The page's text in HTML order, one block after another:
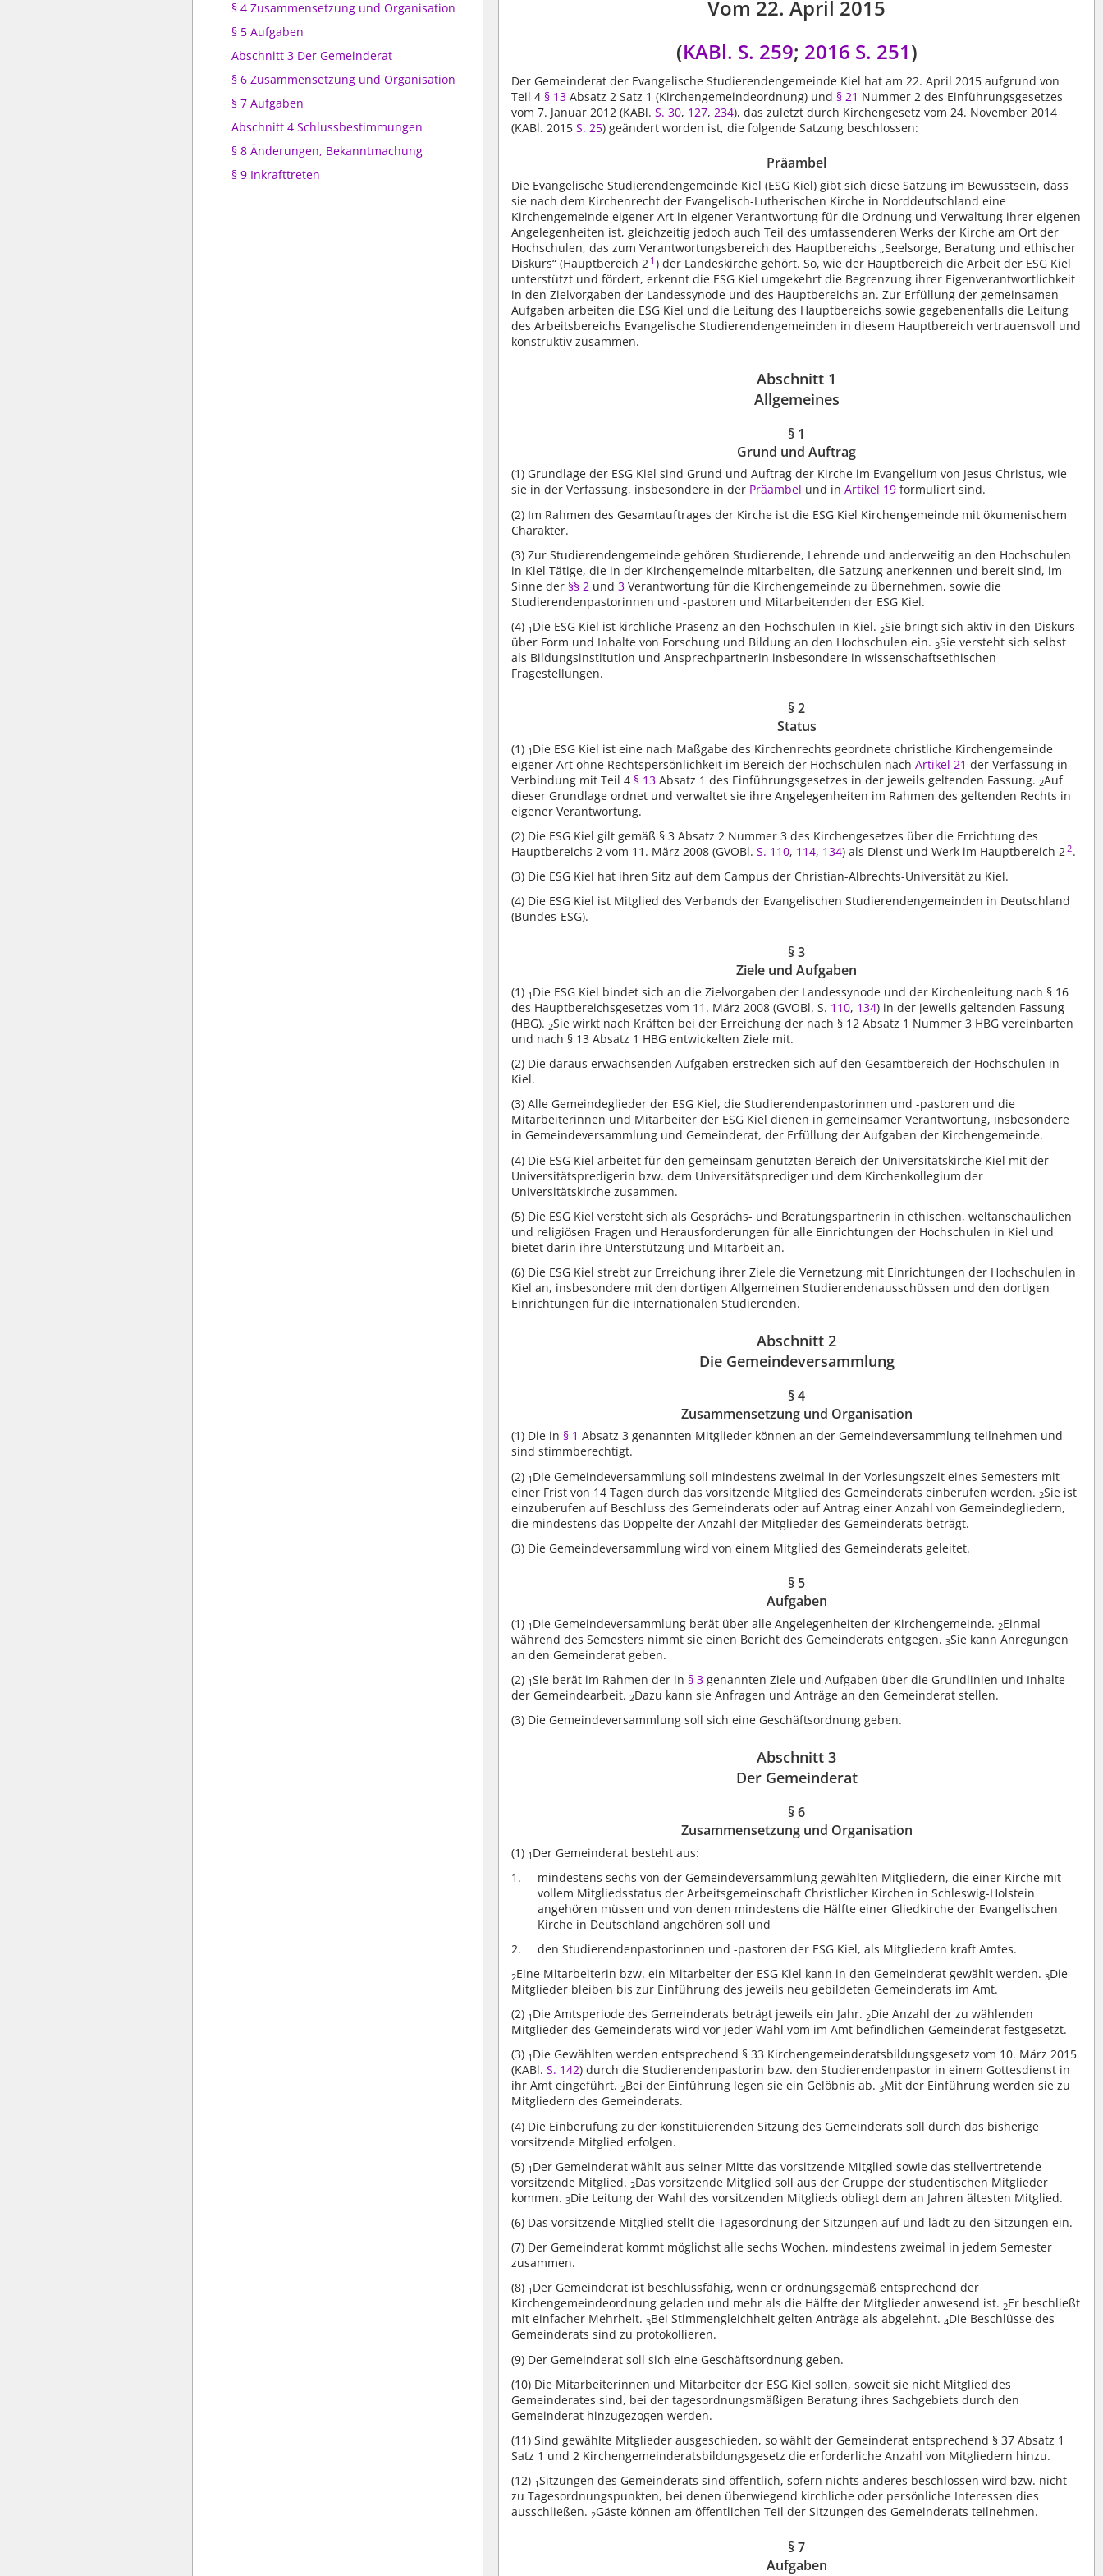
§ 4 Zusammensetzung und Organisation
§ 5 Aufgaben
Abschnitt 3 Der Gemeinderat
§ 6 Zusammensetzung und Organisation
§ 7 Aufgaben
Abschnitt 4 Schlussbestimmungen
§ 8 Änderungen, Bekanntmachung
§ 9 Inkrafttreten
Vom 22. April 2015
(KABl. S. 259; 2016 S. 251)
Der Gemeinderat der Evangelische Studierendengemeinde Kiel hat am 22. April 2015 aufgrund von
Teil 4§ 13Absatz 2 Satz 1 (Kirchengemeindeordnung) und§ 21 Nummer 2 des Einführungsgesetzes
vom 7. Januar 2012 (KABl.S. 30, 127,234), das zuletzt durch Kirchengesetz vom 24. November 2014
(KABl. 2015S. 25) geändert worden ist, die folgende Satzung beschlossen:
Präambel
Die Evangelische Studierendengemeinde Kiel (ESG Kiel) gibt sich diese Satzung im Bewusstsein, dass
sie nach dem Kirchenrecht der Evangelisch-Lutherischen Kirche in Norddeutschland eine
Kirchengemeinde eigener Art in eigener Verantwortung für die Ordnung und Verwaltung ihrer eigenen
Angelegenheiten ist, gleichzeitig jedoch auch Teil des umfassenderen Werks der Kirche am Ort der
Hochschulen, das zum Verantwortungsbereich des Hauptbereichs „Seelsorge, Beratung und ethischer
Diskurs“ (Hauptbereich 2 1 ) der Landeskirche gehört. So, wie der Hauptbereich die Arbeit der ESG Kiel
unterstützt und fördert, erkennt die ESG Kiel umgekehrt die Begrenzung ihrer Eigenverantwortlichkeit
in den Zielvorgaben der Landessynode und des Hauptbereichs an. Zur Erfüllung der gemeinsamen
Aufgaben arbeiten die ESG Kiel und die Leitung des Hauptbereichs sowie gegebenenfalls die Leitung
des Arbeitsbereichs Evangelische Studierendengemeinden in diesem Hauptbereich vertrauensvoll und
konstruktiv zusammen.
Abschnitt 1
Allgemeines
§ 1
Grund und Auftrag
(1) Grundlage der ESG Kiel sind Grund und Auftrag der Kirche im Evangelium von Jesus Christus, wie
sie in der Verfassung, insbesondere in der Präambel und inArtikel 19 formuliert sind.
(2) Im Rahmen des Gesamtauftrages der Kirche ist die ESG Kiel Kirchengemeinde mit ökumenischem
Charakter.
(3) Zur Studierendengemeinde gehören Studierende, Lehrende und anderweitig an den Hochschulen
in Kiel Tätige, die in der Kirchengemeinde mitarbeiten, die Satzung anerkennen und bereit sind, im
Sinne der §§ 2 und3Verantwortung für die Kirchengemeinde zu übernehmen, sowie die
Studierendenpastorinnen und -pastoren und Mitarbeitenden der ESG Kiel.
(4) 1 Die ESG Kiel ist kirchliche Präsenz an den Hochschulen in Kiel. 2Sie bringt sich aktiv in den Diskurs
über Form und Inhalte von Forschung und Bildung an den Hochschulen ein.3Sie versteht sich selbst
als Bildungsinstitution und Ansprechpartnerin insbesondere in wissenschaftsethischen
Fragestellungen.
§ 2
Status
(1) 1 Die ESG Kiel ist eine nach Maßgabe des Kirchenrechts geordnete christliche Kirchengemeinde
eigener Art ohne Rechtspersönlichkeit im Bereich der Hochschulen nach Artikel 21 der Verfassung in
Verbindung mit Teil 4 § 13Absatz 1 des Einführungsgesetzes in der jeweils geltenden Fassung. 2Auf
dieser Grundlage ordnet und verwaltet sie ihre Angelegenheiten im Rahmen des geltenden Rechts in
eigener Verantwortung.
(2) Die ESG Kiel gilt gemäß § 3 Absatz 2 Nummer 3 des Kirchengesetzes über die Errichtung des
Hauptbereichs 2 vom 11. März 2008 (GVOBl.S. 110, 114, 134) als Dienst und Werk im Hauptbereich 2 2.
(3) Die ESG Kiel hat ihren Sitz auf dem Campus der Christian-Albrechts-Universität zu Kiel.
(4) Die ESG Kiel ist Mitglied des Verbands der Evangelischen Studierendengemeinden in Deutschland
(Bundes-ESG).
§ 3
Ziele und Aufgaben
(1) 1 Die ESG Kiel bindet sich an die Zielvorgaben der Landessynode und der Kirchenleitung nach § 16
des Hauptbereichsgesetzes vom 11. März 2008 (GVOBl. S. 110, 134) in der jeweils geltenden Fassung
(HBG). 2Sie wirkt nach Kräften bei der Erreichung der nach § 12 Absatz 1 Nummer 3 HBG vereinbarten
und nach § 13 Absatz 1 HBG entwickelten Ziele mit.
(2) Die daraus erwachsenden Aufgaben erstrecken sich auf den Gesamtbereich der Hochschulen in
Kiel.
(3) Alle Gemeindeglieder der ESG Kiel, die Studierendenpastorinnen und -pastoren und die
Mitarbeiterinnen und Mitarbeiter der ESG Kiel dienen in gemeinsamer Verantwortung, insbesondere
in Gemeindeversammlung und Gemeinderat, der Erfüllung der Aufgaben der Kirchengemeinde.
(4) Die ESG Kiel arbeitet für den gemeinsam genutzten Bereich der Universitätskirche Kiel mit der
Universitätspredigerin bzw. dem Universitätsprediger und dem Kirchenkollegium der
Universitätskirche zusammen.
(5) Die ESG Kiel versteht sich als Gesprächs- und Beratungspartnerin in ethischen, weltanschaulichen
und religiösen Fragen und Herausforderungen für alle Einrichtungen der Hochschulen in Kiel und
bietet darin ihre Unterstützung und Mitarbeit an.
(6) Die ESG Kiel strebt zur Erreichung ihrer Ziele die Vernetzung mit Einrichtungen der Hochschulen in
Kiel an, insbesondere mit den dortigen Allgemeinen Studierendenausschüssen und den dortigen
Einrichtungen für die internationalen Studierenden.
Abschnitt 2
Die Gemeindeversammlung
§ 4
Zusammensetzung und Organisation
(1) Die in § 1Absatz 3 genannten Mitglieder können an der Gemeindeversammlung teilnehmen und
sind stimmberechtigt.
(2) 1 Die Gemeindeversammlung soll mindestens zweimal in der Vorlesungszeit eines Semesters mit
einer Frist von 14 Tagen durch das vorsitzende Mitglied des Gemeinderats einberufen werden. 2Sie ist
einzuberufen auf Beschluss des Gemeinderats oder auf Antrag einer Anzahl von Gemeindegliedern,
die mindestens das Doppelte der Anzahl der Mitglieder des Gemeinderats beträgt.
(3) Die Gemeindeversammlung wird von einem Mitglied des Gemeinderats geleitet.
§ 5
Aufgaben
(1) 1 Die Gemeindeversammlung berät über alle Angelegenheiten der Kirchengemeinde. 2Einmal
während des Semesters nimmt sie einen Bericht des Gemeinderats entgegen.3Sie kann Anregungen
an den Gemeinderat geben.
(2) 1Sie berät im Rahmen der in § 3 genannten Ziele und Aufgaben über die Grundlinien und Inhalte
der Gemeindearbeit. 2Dazu kann sie Anfragen und Anträge an den Gemeinderat stellen.
(3) Die Gemeindeversammlung soll sich eine Geschäftsordnung geben.
Abschnitt 3
Der Gemeinderat
§ 6
Zusammensetzung und Organisation
(1) 1 Der Gemeinderat besteht aus:
mindestens sechs von der Gemeindeversammlung gewählten Mitgliedern, die einer Kirche mit
vollem Mitgliedsstatus der Arbeitsgemeinschaft Christlicher Kirchen in Schleswig-Holstein
angehören müssen und von denen mindestens die Hälfte einer Gliedkirche der Evangelischen
Kirche in Deutschland angehören soll und
den Studierendenpastorinnen und -pastoren der ESG Kiel, als Mitgliedern kraft Amtes.
2Eine Mitarbeiterin bzw. ein Mitarbeiter der ESG Kiel kann in den Gemeinderat gewählt werden.3Die
Mitglieder bleiben bis zur Einführung des jeweils neu gebildeten Gemeinderats im Amt.
(2) 1 Die Amtsperiode des Gemeinderats beträgt jeweils ein Jahr. 2Die Anzahl der zu wählenden
Mitglieder des Gemeinderats wird vor jeder Wahl vom im Amt befindlichen Gemeinderat festgesetzt.
(3) 1 Die Gewählten werden entsprechend § 33 Kirchengemeinderatsbildungsgesetz vom 10. März 2015
(KABl.S. 142) durch die Studierendenpastorin bzw. den Studierendenpastor in einem Gottesdienst in
ihr Amt eingeführt. 2Bei der Einführung legen sie ein Gelöbnis ab.3Mit der Einführung werden sie zu
Mitgliedern des Gemeinderats.
(4) Die Einberufung zu der konstituierenden Sitzung des Gemeinderats soll durch das bisherige
vorsitzende Mitglied erfolgen.
(5) 1 Der Gemeinderat wählt aus seiner Mitte das vorsitzende Mitglied sowie das stellvertretende
vorsitzende Mitglied. 2Das vorsitzende Mitglied soll aus der Gruppe der studentischen Mitglieder
kommen.3Die Leitung der Wahl des vorsitzenden Mitglieds obliegt dem an Jahren ältesten Mitglied.
(6) Das vorsitzende Mitglied stellt die Tagesordnung der Sitzungen auf und lädt zu den Sitzungen ein.
(7) Der Gemeinderat kommt möglichst alle sechs Wochen, mindestens zweimal in jedem Semester
zusammen.
(8) 1 Der Gemeinderat ist beschlussfähig, wenn er ordnungsgemäß entsprechend der
Kirchengemeindeordnung geladen und mehr als die Hälfte der Mitglieder anwesend ist. 2Er beschließt
mit einfacher Mehrheit.3Bei Stimmengleichheit gelten Anträge als abgelehnt.4Die Beschlüsse des
Gemeinderats sind zu protokollieren.
(9) Der Gemeinderat soll sich eine Geschäftsordnung geben.
(10) Die Mitarbeiterinnen und Mitarbeiter der ESG Kiel sollen, soweit sie nicht Mitglied des
Gemeinderates sind, bei der tagesordnungsmäßigen Beratung ihres Sachgebiets durch den
Gemeinderat hinzugezogen werden.
(11) Sind gewählte Mitglieder ausgeschieden, so wählt der Gemeinderat entsprechend § 37 Absatz 1
Satz 1 und 2 Kirchengemeinderatsbildungsgesetz die erforderliche Anzahl von Mitgliedern hinzu.
(12) 1Sitzungen des Gemeinderats sind öffentlich, sofern nichts anderes beschlossen wird bzw. nicht
zu Tagesordnungspunkten, bei denen überwiegend kirchliche oder persönliche Interessen dies
ausschließen. 2Gäste können am öffentlichen Teil der Sitzungen des Gemeinderats teilnehmen.
§ 7
Aufgaben